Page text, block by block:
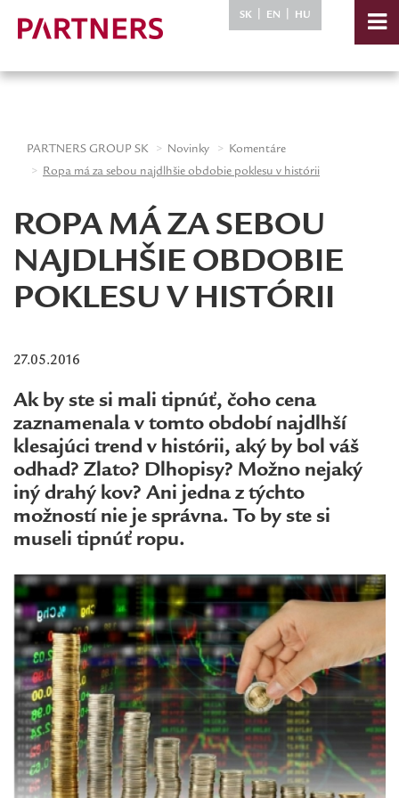
SK EN HU
PARTNERS GROUP SK Novinky
Komentáre
Ropa má za sebou najdlhšie obdobie poklesu v histórii
ROPA MÁ ZA SEBOU
NAJDLHŠIE OBDOBIE
POKLESU V HISTÓRII
27.05.2016
Ak by ste si mali tipnúť, čoho cena
zaznamenala v tomto období najdlhší
klesajúci trend v histórii, aký by bol váš
odhad? Zlato? Dlhopisy? Možno nejaký
iný drahý kov? Ani jedna z týchto
možností nie je správna. To by ste si
museli tipnúť ropu.